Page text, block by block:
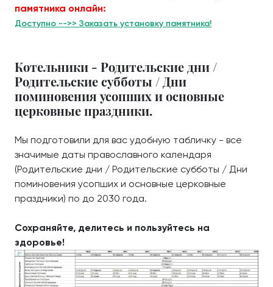
памятника онлайн:
Доступно -->> Заказать установку памятника!
Котельники - Родительские дни /
Родительские субботы / Дни
поминовения усопших и основные
церковные праздники.
Мы подготовили для вас удобную табличку - все
значимые даты православного календаря
(Родительские дни / Родительские субботы / Дни
поминовения усопших и основные церковные
праздники) по до 2030 года.
Сохраняйте, делитесь и пользуйтесь на
здоровье!